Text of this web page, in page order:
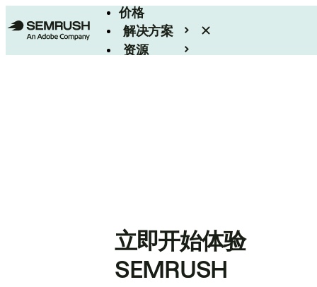
价格
解决方案
资源
立即开始体验
SEMRUSH